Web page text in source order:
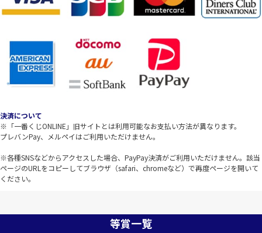
決済について
※「一番くじONLINE」旧サイトとは利用可能なお支払い方法が異なります。
プレバンPay、メルペイはご利用いただけません。
※各種SNSなどからアクセスした場合、PayPay決済がご利用いただけません。該当
ページのURLをコピーしてブラウザ（safari、chromeなど）で再度ページを開いて
ください。
等賞一覧